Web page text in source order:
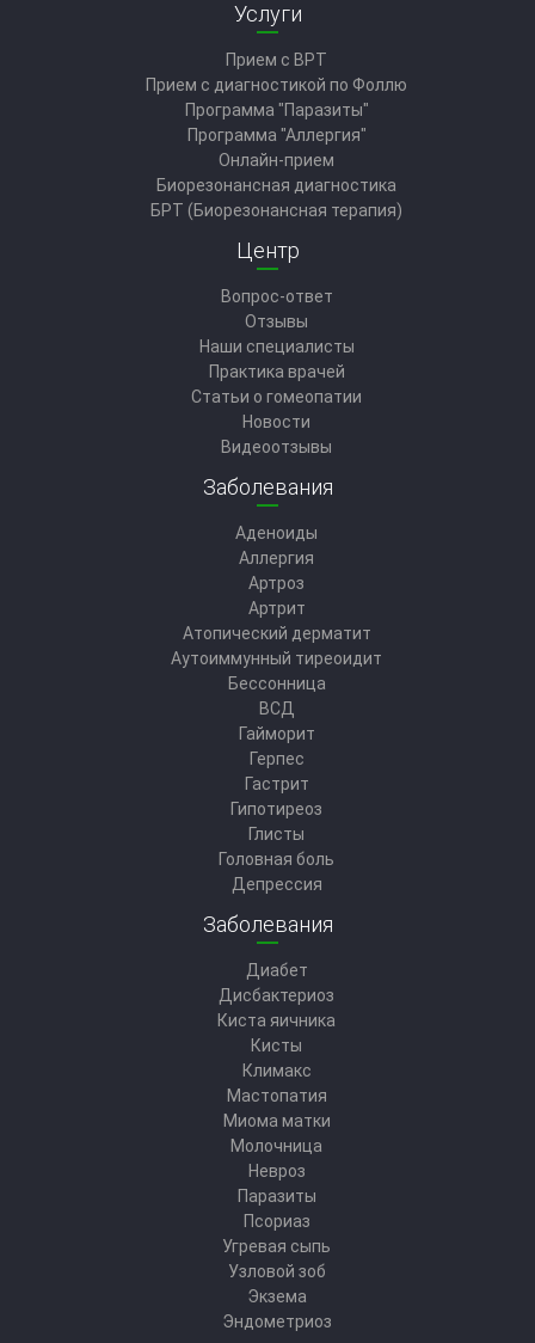
Услуги
Прием с ВРТ
Прием с диагностикой по Фоллю
Программа "Паразиты"
Программа "Аллергия"
Онлайн-прием
Биорезонансная диагностика
БРТ (Биорезонансная терапия)
Центр
Вопрос-ответ
Отзывы
Наши специалисты
Практика врачей
Статьи о гомеопатии
Новости
Видеоотзывы
Заболевания
Аденоиды
Аллергия
Артроз
Артрит
Атопический дерматит
Аутоиммунный тиреоидит
Бессонница
ВСД
Гайморит
Герпес
Гастрит
Гипотиреоз
Глисты
Головная боль
Депрессия
Заболевания
Диабет
Дисбактериоз
Киста яичника
Кисты
Климакс
Мастопатия
Миома матки
Молочница
Невроз
Паразиты
Псориаз
Угревая сыпь
Узловой зоб
Экзема
Эндометриоз